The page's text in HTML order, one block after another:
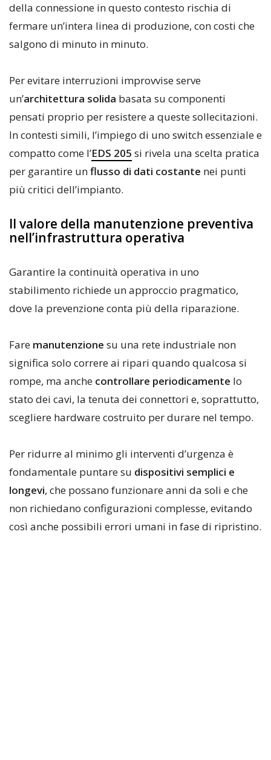
della connessione in questo contesto rischia di
fermare un’intera linea di produzione, con costi che
salgono di minuto in minuto.
Per evitare interruzioni improvvise serve
un’architettura solida basata su componenti
pensati proprio per resistere a queste sollecitazioni.
In contesti simili, l’impiego di uno switch essenziale e
compatto come l’EDS 205 si rivela una scelta pratica
per garantire unflusso di dati costante nei punti
più critici dell’impianto.
Il valore della manutenzione preventiva
nell’infrastruttura operativa
Garantire la continuità operativa in uno
stabilimento richiede un approccio pragmatico,
dove la prevenzione conta più della riparazione.
Fare manutenzione su una rete industriale non
significa solo correre ai ripari quando qualcosa si
rompe, ma anche controllare periodicamente lo
stato dei cavi, la tenuta dei connettori e, soprattutto,
scegliere hardware costruito per durare nel tempo.
Per ridurre al minimo gli interventi d’urgenza è
fondamentale puntare su dispositivi semplici e
longevi, che possano funzionare anni da soli e che
non richiedano configurazioni complesse, evitando
così anche possibili errori umani in fase di ripristino.